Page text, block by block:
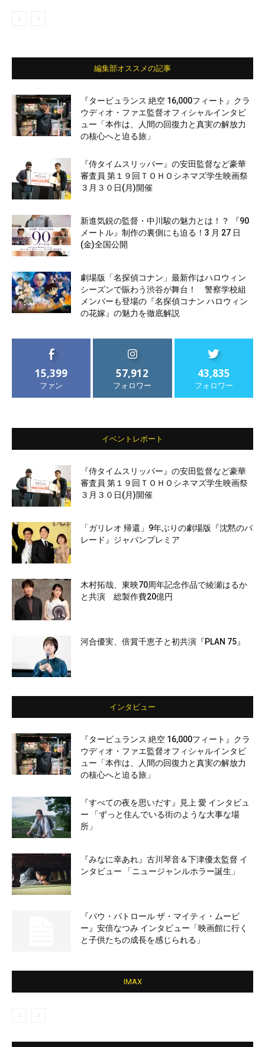
編集部オススメの記事
『タービュランス 絶空 16,000フィート』クラ
ウディオ・ファエ監督オフィシャルインタビ
ュー「本作は、人間の回復力と真実の解放力
の核心へと迫る旅」
『侍タイムスリッパー』の安田監督など豪華
審査員 第１９回ＴＯＨＯシネマズ学生映画祭
３月３０日(月)開催
新進気鋭の監督・中川駿の魅力とは！？ 『90
メートル』制作の裏側にも迫る！3 月 27 日
(金)全国公開
劇場版「名探偵コナン」最新作はハロウィン
シーズンで賑わう渋谷が舞台！ 警察学校組
メンバーも登場の『名探偵コナン ハロウィン
の花嫁』の魅力を徹底解説
15,399
ファン
57,912
フォロワー
43,835
フォロワー
イベントレポート
『侍タイムスリッパー』の安田監督など豪華
審査員 第１９回ＴＯＨＯシネマズ学生映画祭
３月３０日(月)開催
「ガリレオ 帰還」9年ぶりの劇場版『沈黙のパ
レード』ジャパンプレミア
木村拓哉、東映70周年記念作品で綾瀬はるか
と共演 総製作費20億円
河合優実、倍賞千恵子と初共演『PLAN 75』
インタビュー
『タービュランス 絶空 16,000フィート』クラ
ウディオ・ファエ監督オフィシャルインタビ
ュー「本作は、人間の回復力と真実の解放力
の核心へと迫る旅」
『すべての夜を思いだす』見上 愛 インタビュ
ー 「ずっと住んでいる街のような大事な場
所」
『みなに幸あれ』古川琴音＆下津優太監督 イ
ンタビュー 「ニュージャンルホラー誕生」
『パウ・パトロール ザ・マイティ・ムービ
ー』安倍なつみ インタビュー「映画館に行く
と子供たちの成長を感じられる」
IMAX